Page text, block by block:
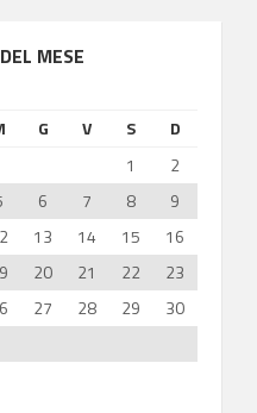
MESE
G V S
D
1
2
6 7 8
9
13 14 15
16
20 21 22
23
27 28 29
30